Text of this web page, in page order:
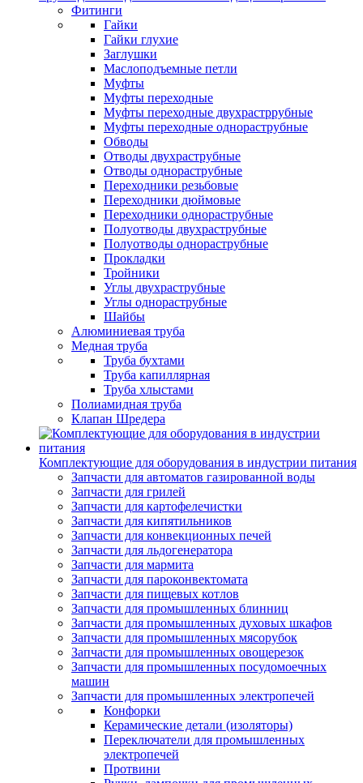
Фитинги
Гайки
Гайки глухие
Заглушки
Маслоподъемные петли
Муфты
Муфты переходные
Муфты переходные двухрастррубные
Муфты переходные однораструбные
Обводы
Отводы двухраструбные
Отводы однораструбные
Переходники резьбовые
Переходники дюймовые
Переходники однораструбные
Полуотводы двухраструбные
Полуотводы однораструбные
Прокладки
Тройники
Углы двухраструбные
Углы однораструбные
Шайбы
Алюминиевая труба
Медная труба
Труба бухтами
Труба капиллярная
Труба хлыстами
Полиамидная труба
Клапан Шредера
Комплектующие для оборудования в индустрии питания
Запчасти для автоматов газированной воды
Запчасти для грилей
Запчасти для картофелечистки
Запчасти для кипятильников
Запчасти для конвекционных печей
Запчасти для льдогенератора
Запчасти для мармита
Запчасти для пароконвектомата
Запчасти для пищевых котлов
Запчасти для промышленных блинниц
Запчасти для промышленных духовых шкафов
Запчасти для промышленных мясорубок
Запчасти для промышленных овощерезок
Запчасти для промышленных посудомоечных
машин
Запчасти для промышленных электропечей
Конфорки
Керамические детали (изоляторы)
Переключатели для промышленных
электропечей
Протвини